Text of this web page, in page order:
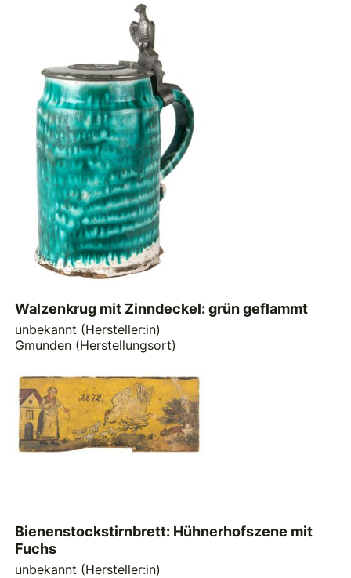
Walzenkrug mit Zinndeckel: grün geflammt
unbekannt (Hersteller:in)
Gmunden (Herstellungsort)
Bienenstockstirnbrett: Hühnerhofszene mit
Fuchs
unbekannt (Hersteller:in)